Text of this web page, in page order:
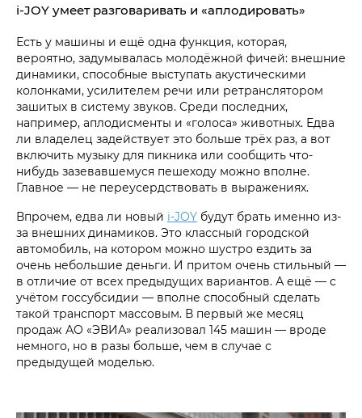
i‑JOY умеет разговаривать и «аплодировать»
Есть у машины и ещё одна функция, которая,
вероятно, задумывалась молодёжной фичей: внешние
динамики, способные выступать акустическими
колонками, усилителем речи или ретранслятором
зашитых в систему звуков. Среди последних,
например, аплодисменты и «голоса» животных. Едва
ли владелец задействует это больше трёх раз, а вот
включить музыку для пикника или сообщить что-
нибудь зазевавшемуся пешеходу можно вполне.
Главное — не переусердствовать в выражениях.
Впрочем, едва ли новый i‑JOY будут брать именно из-
за внешних динамиков. Это классный городской
автомобиль, на котором можно шустро ездить за
очень небольшие деньги. И притом очень стильный —
в отличие от всех предыдущих вариантов. А ещё — с
учётом госсубсидии — вполне способный сделать
такой транспорт массовым. В первый же месяц
продаж АО «ЭВИА» реализовал 145 машин — вроде
немного, но в разы больше, чем в случае с
предыдущей моделью.